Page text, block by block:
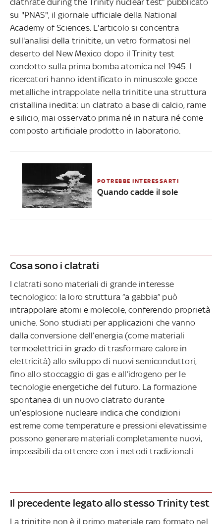
su "PNAS", il giornale ufficiale della National
Academy of Sciences. L'articolo si concentra
sull'analisi della trinitite, un vetro formatosi nel
deserto del New Mexico dopo il Trinity test
condotto sulla prima bomba atomica nel 1945. I
ricercatori hanno identificato in minuscole gocce
metalliche intrappolate nella trinitite una struttura
cristallina inedita: un clatrato a base di calcio, rame
e silicio, mai osservato prima né in natura né come
composto artificiale prodotto in laboratorio.
POTREBBE INTERESSARTI
Quando cadde il sole
Cosa sono i clatrati
I clatrati sono materiali di grande interesse
tecnologico: la loro struttura “a gabbia” può
intrappolare atomi e molecole, conferendo proprietà
uniche. Sono studiati per applicazioni che vanno
dalla conversione dell’energia (come materiali
termoelettrici in grado di trasformare calore in
elettricità) allo sviluppo di nuovi semiconduttori,
fino allo stoccaggio di gas e all’idrogeno per le
tecnologie energetiche del futuro. La formazione
spontanea di un nuovo clatrato durante
un’esplosione nucleare indica che condizioni
estreme come temperature e pressioni elevatissime
possono generare materiali completamente nuovi,
impossibili da ottenere con i metodi tradizionali.
Il precedente legato allo stesso Trinity test
La trinitite non è il primo materiale raro formato nel